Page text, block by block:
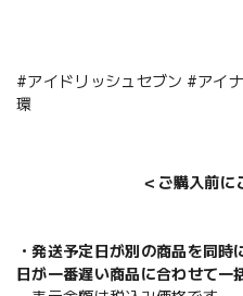
#アイドリッシュセブン #アイ
環
＜ご購入前に
・発送予定日が別の商品を同
日が一番遅い商品に合わせて一